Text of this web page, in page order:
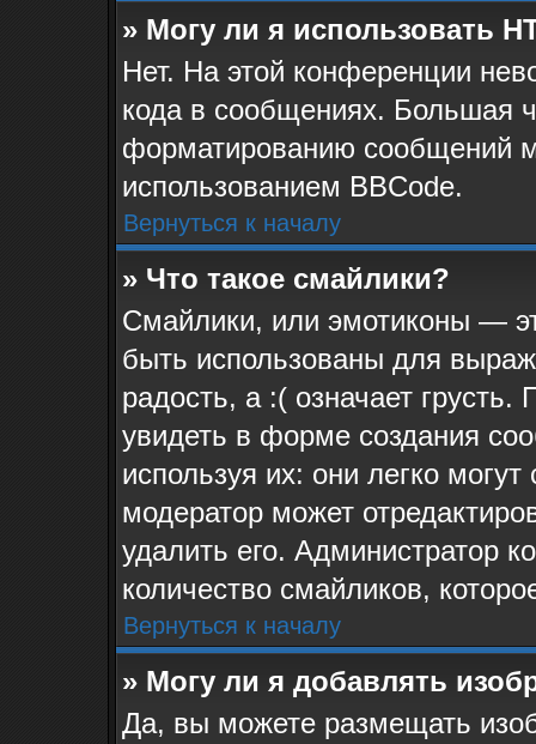
» Могу ли я использовать
Нет. На этой конференции
кода в сообщениях. Большая
форматированию сообщений
использованием BBCode.
Вернуться к началу
» Что такое смайлики?
Смайлики, или эмотиконы —
быть использованы для
радость, а :( означает
увидеть в форме создания
используя их: они легко
модератор может
удалить его. Администратор
количество смайликов,
Вернуться к началу
» Могу ли я добавлять
Да, вы можете размещать